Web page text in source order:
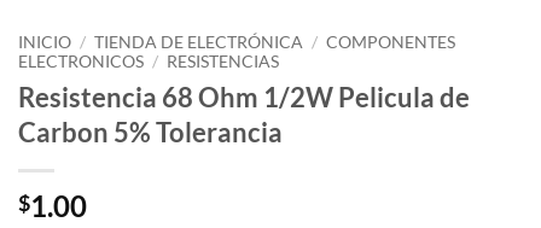
INICIO / TIENDA DE ELECTRÓNICA / COMPONENTES
ELECTRONICOS / RESISTENCIAS
Resistencia 68 Ohm 1/2W Pelicula de
Carbon 5% Tolerancia
$1.00